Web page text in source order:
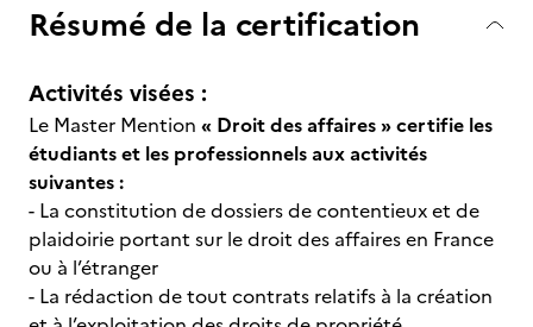
Résumé de la certification
Activités visées :
Le Master Mention « Droit des affaires » certifie les
étudiants et les professionnels aux activités
suivantes :
- La constitution de dossiers de contentieux et de
plaidoirie portant sur le droit des affaires en France
ou à l’étranger
- La rédaction de tout contrats relatifs à la création